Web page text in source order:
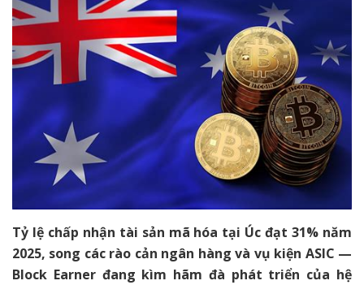
Tỷ lệ chấp nhận tài sản mã hóa tại Úc đạt 31% năm
2025, song các rào cản ngân hàng và vụ kiện ASIC —
Block Earner đang kìm hãm đà phát triển của hệ